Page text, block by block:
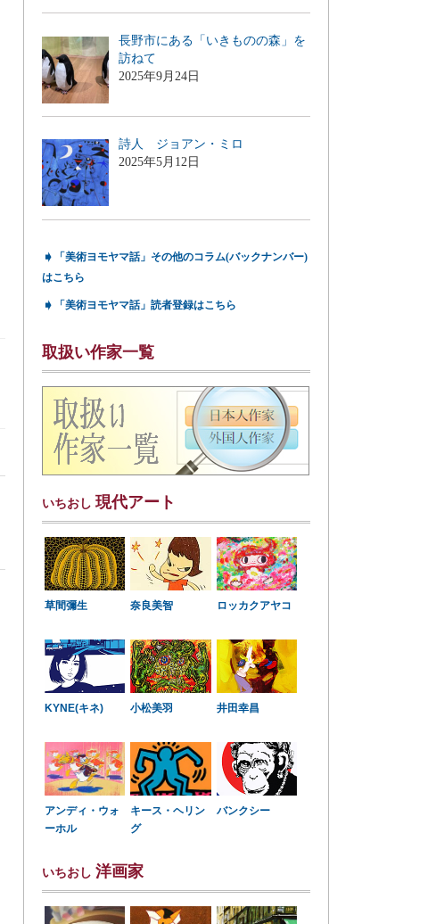
長野市にある「いきものの森」を
訪ねて
2025年9月24日
詩人 ジョアン・ミロ
2025年5月12日
➧
「美術ヨモヤマ話」その他のコラム(バックナンバー)
はこちら
➧ 「美術ヨモヤマ話」読者登録はこちら
取扱い作家一覧
いちおし 現代アート
草間彌生 奈良美智 ロッカクアヤコ
KYNE(キネ) 小松美羽 井田幸昌
アンディ・ウォ
ーホル
キース・ヘリン
グ
バンクシー
いちおし 洋画家